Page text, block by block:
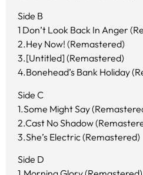
Side B
1 Don’t Look Back In Anger
2.Hey Now! (Remastered)
3.[Untitled] (Remastered)
4.Bonehead’s Bank Holiday
Side C
1.Some Might Say
2.Cast No Shadow
3.She’s Electric (Remastered)
Side D